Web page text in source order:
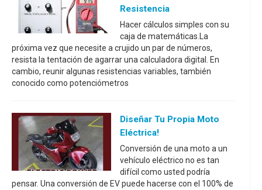
Resistencia
Hacer cálculos simples con su
caja de matemáticas.La
próxima vez que necesite a crujido un par de números,
resista la tentación de agarrar una calculadora digital. En
cambio, reunir algunas resistencias variables, también
conocido como potenciómetros
Diseñar Tu Propia Moto
Eléctrica!
Conversión de una moto a un
vehículo eléctrico no es tan
difícil como usted podría
pensar. Una conversión de EV puede hacerse con el 100% de